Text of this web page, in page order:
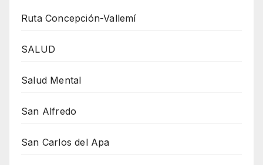
Ruta Concepción-Vallemí
SALUD
Salud Mental
San Alfredo
San Carlos del Apa